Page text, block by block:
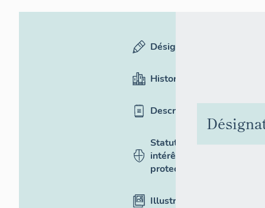
Désignation
Historique
Description
Statut,
intérêt et
protection
Illustrations